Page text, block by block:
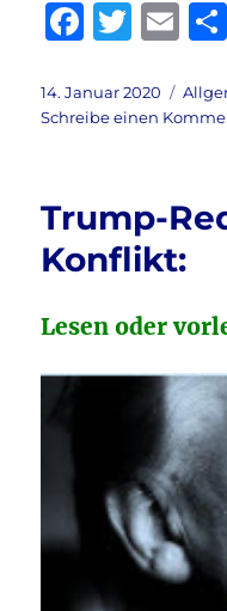
F
c
e
o
o
T
it
te
E
ai
l
Veröffentlicht
am
14. Januar 2020
Schreibe einen
Trump-
Konflikt:
Lesen oder